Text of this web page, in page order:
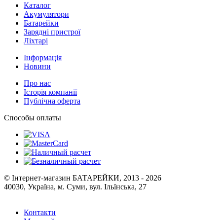
Каталог
Акумулятори
Батарейки
Зарядні пристрої
Ліхтарі
Інформація
Новини
Про нас
Історія компанії
Публічна оферта
Способы оплаты
© Інтернет-магазин БАТАРЕЙКИ, 2013 - 2026
40030, Україна, м. Суми, вул. Ільїнська, 27
Контакти